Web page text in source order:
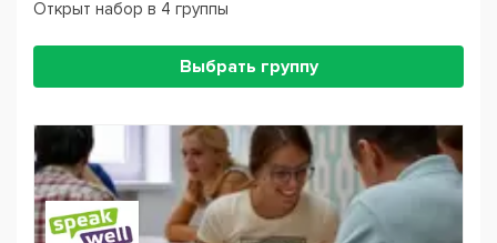
Открыт набор в 4 группы
Выбрать группу